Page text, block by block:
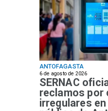
ANTOFAGASTA
6 de agosto de 2026
SERNAC
reclamos por
irregulares